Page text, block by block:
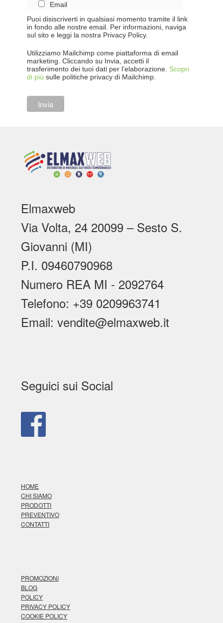
Email
Puoi disiscriverti in qualsiasi momento tramite il link
in fondo alle nostre email. Per informazioni, naviga
sul sito e leggi la nostra Privacy Policy.
Utilizziamo Mailchimp come piattaforma di email
marketing. Cliccando su Invia, accetti il
trasferimento dei tuoi dati per l’elaborazione. Scopri
di più sulle politiche privacy di Mailchimp.
Elmaxweb
Via Volta, 24 20099 – Sesto S.
Giovanni (MI)
P.I. 09460790968
Numero REA MI - 2092764
Telefono: +39 0209963741
Email: vendite@elmaxweb.it
Seguici sui Social
HOME
CHI SIAMO
PRODOTTI
PREVENTIVO
CONTATTI
PROMOZIONI
BLOG
POLICY
PRIVACY POLICY
COOKIE POLICY